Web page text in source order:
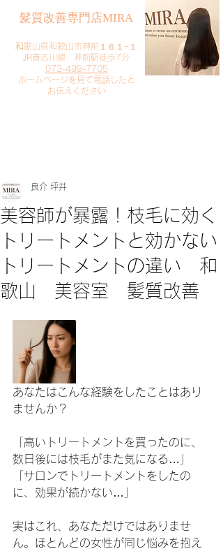
​髪質改善専門店MIRA
​和歌山県和歌山市神前１６１−１
JR貴志川線 神前駅徒歩7分
073-499-7705
​ホームページを見て電話したと
お伝えください
美容師が暴露！枝毛に効く
トリートメントと効かない
トリートメントの違い 和
歌山 美容室 髪質改善
良介 坪井
あなたはこんな経験をしたことはあり
ませんか？
「高いトリートメントを買ったのに、
数日後には枝毛がまた気になる…」
「サロンでトリートメントをしたの
に、効果が続かない…」
実はこれ、あなただけではありませ
ん。ほとんどの女性が同じ悩みを抱え